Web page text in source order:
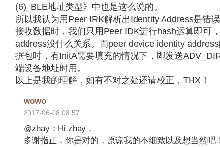
(6)_BLE地址类型》中也是这么说的。
所以我认为用Peer IRK解析出Identity Address是错
接收数据时，我们只用Peer IDK进行hash运算即可
address没什么关系。而peer device identity
据包时，有InitA需要填充的情况下，即发送
端设备地址时用。
以上是我的理解，如有不对之处还请校正，THX！
wowo
2017-06-08 08:57
@zhay：Hi zhay，
多谢指正，你是对的，原谅我的不细致以及想当然吧